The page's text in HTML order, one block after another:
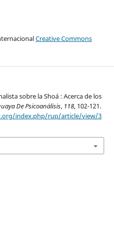
Creative Commons
sobre la Shoá : Acerca de los
De Psicoanálisis, 118, 102-121.
index.php/rup/article/view/3